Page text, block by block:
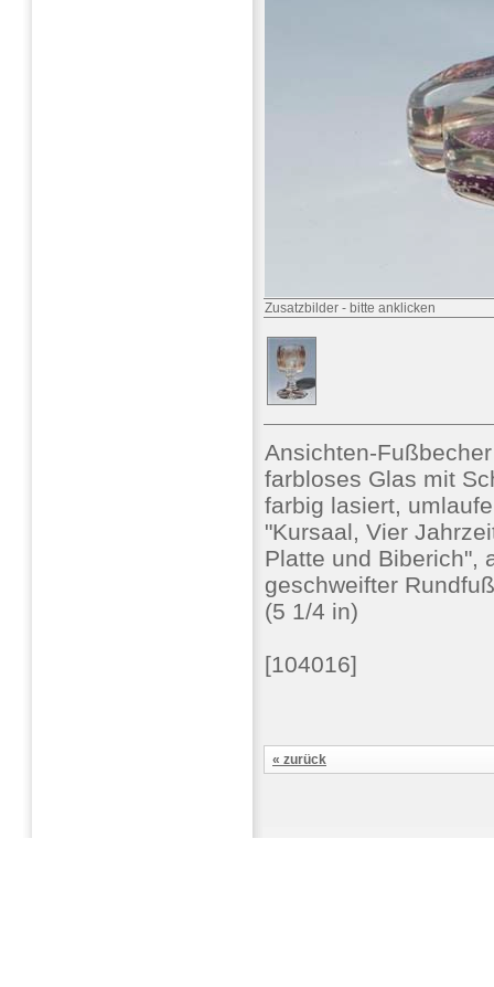
Zusatzbilder - bitte anklicken
Ansichten-
farbloses Glas mit
farbig lasiert,
"Kursaal, Vier
Platte und Biberich",
geschweifter
(5 1/4 in)
[104016]
« zurück